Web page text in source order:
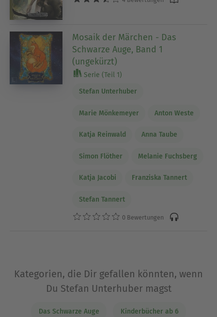
Mosaik der Märchen - Das
Schwarze Auge, Band 1
(ungekürzt)
Serie (Teil 1)
Stefan Unterhuber
Marie Mönkemeyer Anton Weste
Katja Reinwald Anna Taube
Simon Flöther Melanie Fuchsberg
Katja Jacobi Franziska Tannert
Stefan Tannert
0 Bewertungen
Kategorien, die Dir gefallen könnten, wenn
Du Stefan Unterhuber magst
Das Schwarze Auge Kinderbücher ab 6